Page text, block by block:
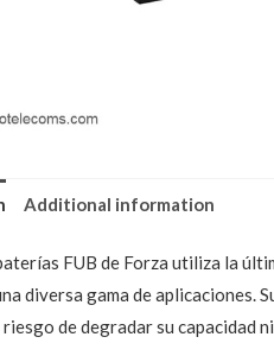
Additional information
FUB de Forza utiliza la
diversa gama de aplicaciones.
de degradar su capacidad